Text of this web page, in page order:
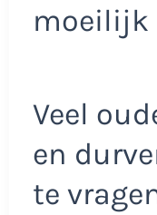
moeilijk
Veel
en
te